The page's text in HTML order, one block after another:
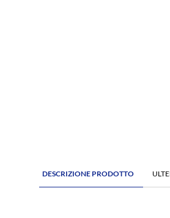
DESCRIZIONE PRODOTTO